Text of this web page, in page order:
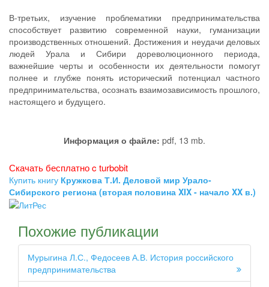
В-третьих, изучение проблематики предпринимательства
способствует развитию современной науки, гуманизации
производственных отношений. Достижения и неудачи деловых
людей Урала и Сибири дореволюционного периода,
важнейшие черты и особенности их деятельности помогут
полнее и глубже понять исторический потенциал частного
предпринимательства, осознать взаимозависимость прошлого,
настоящего и будущего.
Информация о файле: pdf, 13 mb.
Скачать бесплатно c turbobit
Купить книгу Кружкова Т.И. Деловой мир Урало-
Сибирского региона (вторая половина XIX - начало XX в.)
Похожие публикации
Мурыгина Л.С., Федосеев А.В. История российского
предпринимательства